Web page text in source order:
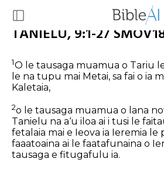
TANIELU, 9:1-27
1O le tausaga muamua o Tariu
le na tupu mai Metai, sa fai o ia
Kaletaia,
2o le tausaga muamua o lana
Tanielu na a‘u iloa ai i tusi le
fetalaia mai e Ieova ia Ieremia le
faaatoaina ai le faatafunaina o
tausaga e fitugafulu ia.